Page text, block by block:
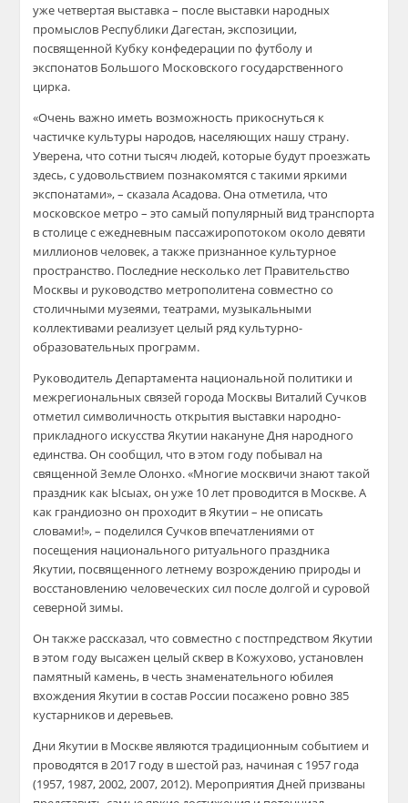
уже четвертая выставка – после выставки народных
промыслов Республики Дагестан, экспозиции,
посвященной Кубку конфедерации по футболу и
экспонатов Большого Московского государственного
цирка.
«Очень важно иметь возможность прикоснуться к
частичке культуры народов, населяющих нашу страну.
Уверена, что сотни тысяч людей, которые будут проезжать
здесь, с удовольствием познакомятся с такими яркими
экспонатами», – сказала Асадова. Она отметила, что
московское метро – это самый популярный вид транспорта
в столице с ежедневным пассажиропотоком около девяти
миллионов человек, а также признанное культурное
пространство. Последние несколько лет Правительство
Москвы и руководство метрополитена совместно со
столичными музеями, театрами, музыкальными
коллективами реализует целый ряд культурно-
образовательных программ.
Руководитель Департамента национальной политики и
межрегиональных связей города Москвы Виталий Сучков
отметил символичность открытия выставки народно-
прикладного искусства Якутии накануне Дня народного
единства. Он сообщил, что в этом году побывал на
священной Земле Олонхо. «Многие москвичи знают такой
праздник как Ысыах, он уже 10 лет проводится в Москве. А
как грандиозно он проходит в Якутии – не описать
словами!», – поделился Сучков впечатлениями от
посещения национального ритуального праздника
Якутии, посвященного летнему возрождению природы и
восстановлению человеческих сил после долгой и суровой
северной зимы.
Он также рассказал, что совместно с постпредством Якутии
в этом году высажен целый сквер в Кожухово, установлен
памятный камень, в честь знаменательного юбилея
вхождения Якутии в состав России посажено ровно 385
кустарников и деревьев.
Дни Якутии в Москве являются традиционным событием и
проводятся в 2017 году в шестой раз, начиная с 1957 года
(1957, 1987, 2002, 2007, 2012). Мероприятия Дней призваны